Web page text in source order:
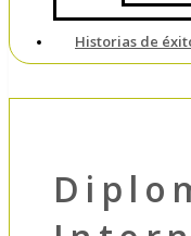
Historias de